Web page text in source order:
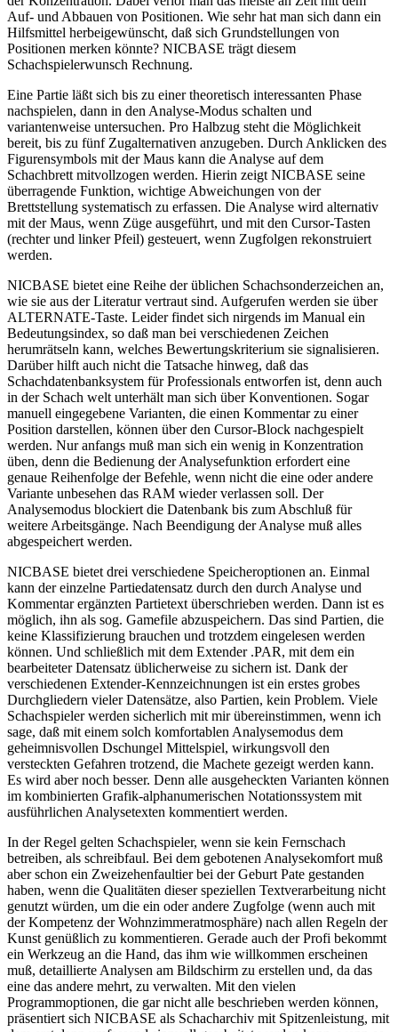
Auf- und Abbauen von Positionen. Wie sehr hat man sich dann ein
Hilfsmittel herbeigewünscht, daß sich Grundstellungen von
Positionen merken könnte? NICBASE trägt diesem
Schachspielerwunsch Rechnung.
Eine Partie läßt sich bis zu einer theoretisch interessanten Phase
nachspielen, dann in den Analyse-Modus schalten und
variantenweise untersuchen. Pro Halbzug steht die Möglichkeit
bereit, bis zu fünf Zugalternativen anzugeben. Durch Anklicken des
Figurensymbols mit der Maus kann die Analyse auf dem
Schachbrett mitvollzogen werden. Hierin zeigt NICBASE seine
überragende Funktion, wichtige Abweichungen von der
Brettstellung systematisch zu erfassen. Die Analyse wird alternativ
mit der Maus, wenn Züge ausgeführt, und mit den Cursor-Tasten
(rechter und linker Pfeil) gesteuert, wenn Zugfolgen rekonstruiert
werden.
NICBASE bietet eine Reihe der üblichen Schachsonderzeichen an,
wie sie aus der Literatur vertraut sind. Aufgerufen werden sie über
ALTERNATE-Taste. Leider findet sich nirgends im Manual ein
Bedeutungsindex, so daß man bei verschiedenen Zeichen
herumrätseln kann, welches Bewertungskriterium sie signalisieren.
Darüber hilft auch nicht die Tatsache hinweg, daß das
Schachdatenbanksystem für Professionals entworfen ist, denn auch
in der Schach welt unterhält man sich über Konventionen. Sogar
manuell eingegebene Varianten, die einen Kommentar zu einer
Position darstellen, können über den Cursor-Block nachgespielt
werden. Nur anfangs muß man sich ein wenig in Konzentration
üben, denn die Bedienung der Analysefunktion erfordert eine
genaue Reihenfolge der Befehle, wenn nicht die eine oder andere
Variante unbesehen das RAM wieder verlassen soll. Der
Analysemodus blockiert die Datenbank bis zum Abschluß für
weitere Arbeitsgänge. Nach Beendigung der Analyse muß alles
abgespeichert werden.
NICBASE bietet drei verschiedene Speicheroptionen an. Einmal
kann der einzelne Partiedatensatz durch den durch Analyse und
Kommentar ergänzten Partietext überschrieben werden. Dann ist es
möglich, ihn als sog. Gamefile abzuspeichern. Das sind Partien, die
keine Klassifizierung brauchen und trotzdem eingelesen werden
können. Und schließlich mit dem Extender .PAR, mit dem ein
bearbeiteter Datensatz üblicherweise zu sichern ist. Dank der
verschiedenen Extender-Kennzeichnungen ist ein erstes grobes
Durchgliedern vieler Datensätze, also Partien, kein Problem. Viele
Schachspieler werden sicherlich mit mir übereinstimmen, wenn ich
sage, daß mit einem solch komfortablen Analysemodus dem
geheimnisvollen Dschungel Mittelspiel, wirkungsvoll den
versteckten Gefahren trotzend, die Machete gezeigt werden kann.
Es wird aber noch besser. Denn alle ausgeheckten Varianten können
im kombinierten Grafik-alphanumerischen Notationssystem mit
ausführlichen Analysetexten kommentiert werden.
In der Regel gelten Schachspieler, wenn sie kein Fernschach
betreiben, als schreibfaul. Bei dem gebotenen Analysekomfort muß
aber schon ein Zweizehenfaultier bei der Geburt Pate gestanden
haben, wenn die Qualitäten dieser speziellen Textverarbeitung nicht
genutzt würden, um die ein oder andere Zugfolge (wenn auch mit
der Kompetenz der Wohnzimmeratmosphäre) nach allen Regeln der
Kunst genüßlich zu kommentieren. Gerade auch der Profi bekommt
ein Werkzeug an die Hand, das ihm wie willkommen erscheinen
muß, detaillierte Analysen am Bildschirm zu erstellen und, da das
eine das andere mehrt, zu verwalten. Mit den vielen
Programmoptionen, die gar nicht alle beschrieben werden können,
präsentiert sich NICBASE als Schacharchiv mit Spitzenleistung, mit